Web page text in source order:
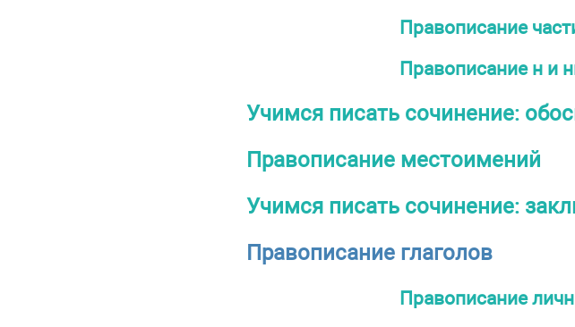
Правописание
Правописание н и
Учимся писать сочинение:
Правописание местоимений
Учимся писать сочинение:
Правописание глаголов
Правописание